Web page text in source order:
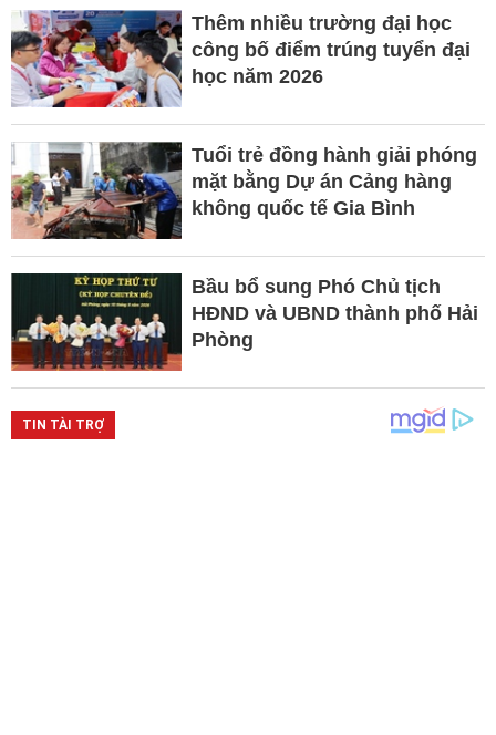
Thêm nhiều trường đại học
công bố điểm trúng tuyển đại
học năm 2026
Tuổi trẻ đồng hành giải phóng
mặt bằng Dự án Cảng hàng
không quốc tế Gia Bình
Bầu bổ sung Phó Chủ tịch
HĐND và UBND thành phố Hải
Phòng